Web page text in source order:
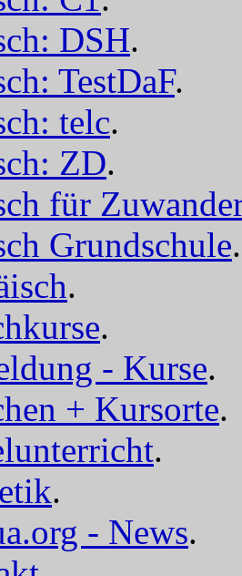
DSH.
TestDaF.
telc.
ZD.
für
Grundschule.
.
.
- Kurse.
+ Kursorte.
.
.
- News.